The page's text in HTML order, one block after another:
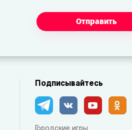
Отправить
Подписывайтесь